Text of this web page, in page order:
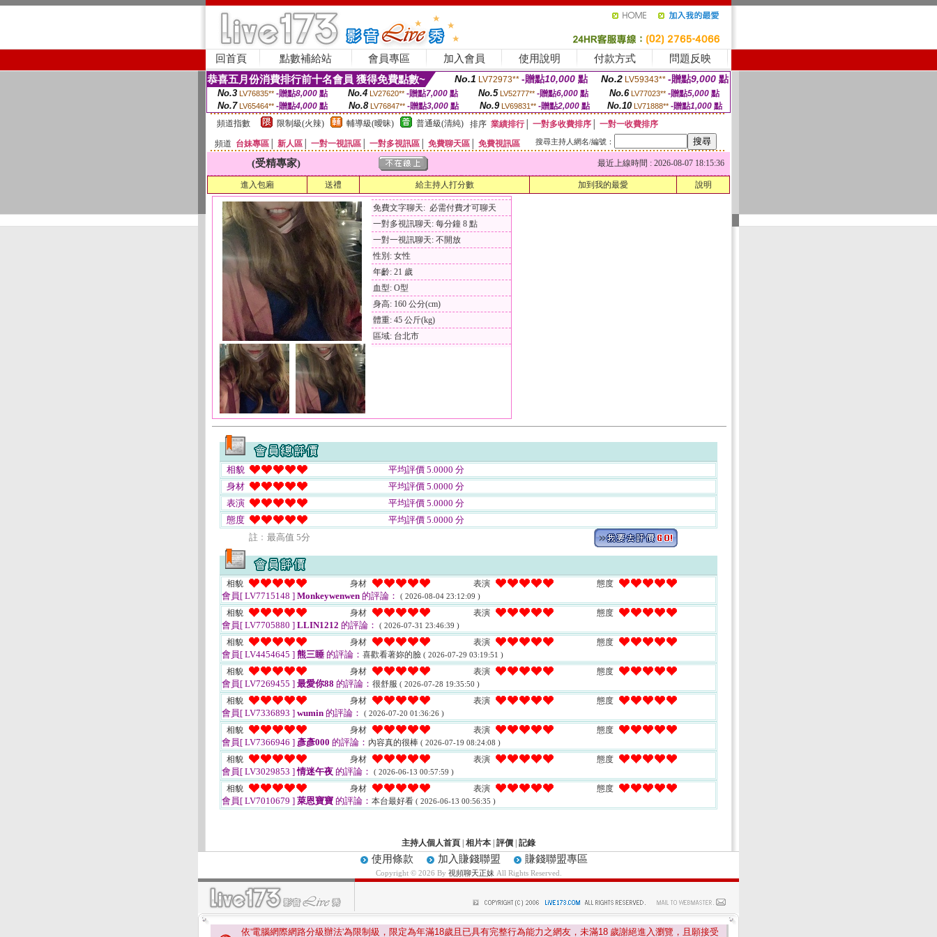
回首頁 點數補給站 會員專區 加入會員 使用說明 付款方式 問題反映
恭喜五月份消費排行前十名會員 獲得免費點數~ No.1 LV72973** -贈點10,000 點 No.2 LV59343** -贈點9,000 點
No.3 LV76835** -贈點8,000點 No.4 LV27620** -贈點7,000點 No.5 LV52777** -贈點6,000點 No.6 LV77023** -贈點5,000點
No.7 LV65464** -贈點4,000 點 No.8 LV76847** -贈點3,000 點 No.9 LV69831** -贈點2,000點 No.10 LV71888** -贈點1,000 點
頻道指數
限制級(火辣) 輔導級(曖昧) 普通級(清純) 排序 業績排行│ 一對多收費排序
一對一收費排序
頻道 台妹專區 新人區 一對一視訊區 一對多視訊區 免費聊天區 免費視訊區 搜尋主持人網名/編號：
(受精專家) 最近上線時間 : 2026-08-07 18:15:36
進入包廂 送禮 給主持人打分數 加到我的最愛 說明
免費文字聊天: 必需付費才可聊天
一對多視訊聊天: 每分鐘 8 點
一對一視訊聊天: 不開放
性別: 女性
年齡: 21 歲
血型: O型
身高: 160 公分(cm)
體重: 45 公斤(kg)
區域: 台北市
相貌
平均評價 5.0000 分
身材
平均評價 5.0000 分
表演
平均評價 5.0000 分
態度
平均評價 5.0000 分
註﹕最高值 5分
相貌 身材 表演 態度
會員[ LV7715148 ] Monkeywenwen 的評論： ( 2026-08-04 23:12:09 )
相貌 身材 表演 態度
會員[ LV7705880 ] LLIN1212 的評論： ( 2026-07-31 23:46:39 )
相貌 身材 表演 態度
會員[ LV4454645 ] 熊三睡 的評論： 喜歡看著妳的臉 ( 2026-07-29 03:19:51 )
相貌 身材 表演 態度
會員[ LV7269455 ] 最愛你88 的評論： 很舒服 ( 2026-07-28 19:35:50 )
相貌 身材 表演 態度
會員[ LV7336893 ] wumin 的評論： ( 2026-07-20 01:36:26 )
相貌 身材 表演 態度
會員[ LV7366946 ] 彥彥000 的評論： 內容真的很棒 ( 2026-07-19 08:24:08 )
相貌 身材 表演 態度
會員[ LV3029853 ]情迷午夜 的評論： ( 2026-06-13 00:57:59 )
相貌 身材 表演 態度
會員[ LV7010679 ] 萊恩寶寶 的評論： 本台最好看 ( 2026-06-13 00:56:35 )
主持人個人首頁 相片本 評價 記錄
使用條款 加入賺錢聯盟 賺錢聯盟專區
Copyright © 2026 By 視頻聊天正妹 All Rights Reserved.
依'電腦網際網路分級辦法'為限制級，限定為年滿18歲且已具有完整行為能力之網友，未滿18 歲謝絕進入瀏覽，且願接受